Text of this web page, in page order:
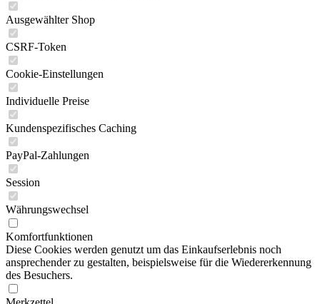
Ausgewählter Shop
CSRF-Token
Cookie-Einstellungen
Individuelle Preise
Kundenspezifisches Caching
PayPal-Zahlungen
Session
Währungswechsel
Komfortfunktionen
Diese Cookies werden genutzt um das Einkaufserlebnis noch
ansprechender zu gestalten, beispielsweise für die Wiedererkennung
des Besuchers.